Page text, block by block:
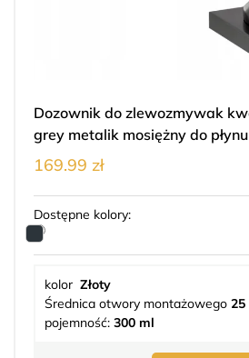
Dozownik do zlewozmywak
grey metalik mosiężny do płynu
169.99 zł
Dostępne kolory:
kolor Złoty
Średnica otwory montażowego 25
pojemność: 300 ml